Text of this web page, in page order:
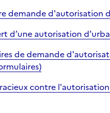
demande d'autorisation
d’une autorisation
de demande
contre